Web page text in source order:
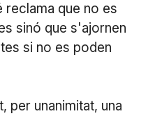
reclama que no es
sinó que s'ajornen
si no es poden
per unanimitat, una